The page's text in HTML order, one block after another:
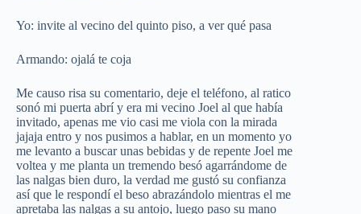
Yo: invite al vecino del quinto piso, a ver qué pasa
Armando: ojalá te coja
Me causo risa su comentario, deje el teléfono, al ratico
sonó mi puerta abrí y era mi vecino Joel al que había
invitado, apenas me vio casi me viola con la mirada
jajaja entro y nos pusimos a hablar, en un momento yo
me levanto a buscar unas bebidas y de repente Joel me
voltea y me planta un tremendo besó agarrándome de
las nalgas bien duro, la verdad me gustó su confianza
así que le respondí el beso abrazándolo mientras el me
apretaba las nalgas a su antojo, luego paso su mano